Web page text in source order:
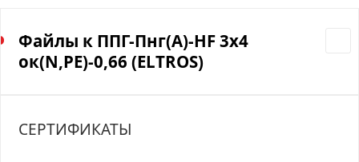
Файлы к ППГ-Пнг(А)-HF 3х4
ок(N,PE)-0,66 (ELTROS)
СЕРТИФИКАТЫ